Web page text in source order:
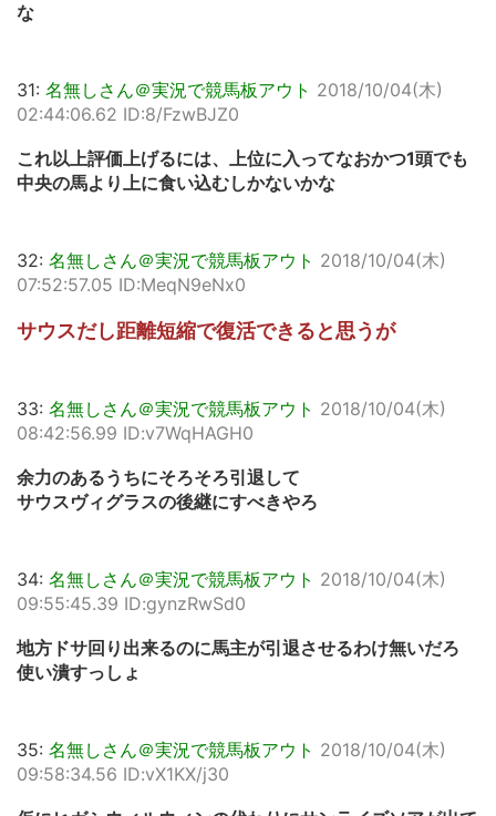
な
31: 名無しさん＠実況で競馬板アウト 2018/10/04(木)
02:44:06.62 ID:8/FzwBJZ0
これ以上評価上げるには、上位に入ってなおかつ1頭でも
中央の馬より上に食い込むしかないかな
32: 名無しさん＠実況で競馬板アウト 2018/10/04(木)
07:52:57.05 ID:MeqN9eNx0
サウスだし距離短縮で復活できると思うが
33: 名無しさん＠実況で競馬板アウト 2018/10/04(木)
08:42:56.99 ID:v7WqHAGH0
余力のあるうちにそろそろ引退して
サウスヴィグラスの後継にすべきやろ
34: 名無しさん＠実況で競馬板アウト 2018/10/04(木)
09:55:45.39 ID:gynzRwSd0
地方ドサ回り出来るのに馬主が引退させるわけ無いだろ
使い潰すっしょ
35: 名無しさん＠実況で競馬板アウト 2018/10/04(木)
09:58:34.56 ID:vX1KX/j30